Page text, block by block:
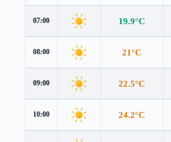
07:00 19.9°C
08:00 21°C
09:00 22.5°C
10:00 24.2°C